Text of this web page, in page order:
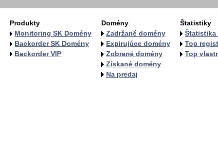
Produkty
Monitoring SK Domény
Backorder SK Domény
Backorder VIP
Domény
Zadržané domény
Expirujúce domény
Zobrané domény
Získané domény
Na predaj
Štatistiky
Štatistika
Top
Top